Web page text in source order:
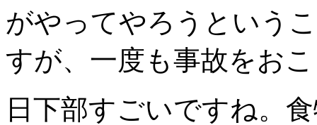
がやってやろうという
すが、一度も事故をお
日下部すごいですね。